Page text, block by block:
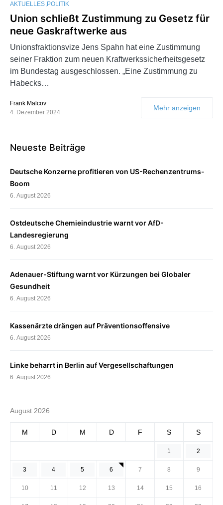
AKTUELLES POLITIK
Union schließt Zustimmung zu Gesetz für
neue Gaskraftwerke aus
Unionsfraktionsvize Jens Spahn hat eine Zustimmung
seiner Fraktion zum neuen Kraftwerkssicherheitsgesetz
im Bundestag ausgeschlossen. „Eine Zustimmung zu
Habecks…
Frank Malcov
4. Dezember 2024
Mehr anzeigen
Neueste Beiträge
Deutsche Konzerne profitieren von US-Rechenzentrums-
Boom
6. August 2026
Ostdeutsche Chemieindustrie warnt vor AfD-
Landesregierung
6. August 2026
Adenauer-Stiftung warnt vor Kürzungen bei Globaler
Gesundheit
6. August 2026
Kassenärzte drängen auf Präventionsoffensive
6. August 2026
Linke beharrt in Berlin auf Vergesellschaftungen
6. August 2026
August 2026
M D M D F S S
1 2
3 4 5 6 7 8 9
10 11 12 13 14 15 16